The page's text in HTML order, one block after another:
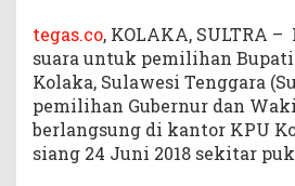
r
a
M
u
l
a
i
tegas.co, KOLAKA, SULTRA
suara untuk pemilihan
Kolaka, Sulawesi Tenggara
pemilihan Gubernur dan
berlangsung di kantor KPU
siang 24 Juni 2018 sekitar